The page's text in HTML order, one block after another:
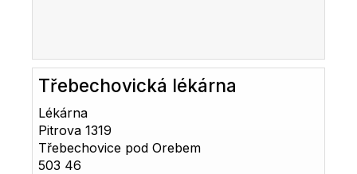
Třebechovická lékárna
Lékárna
Pitrova 1319
Třebechovice pod Orebem
503 46